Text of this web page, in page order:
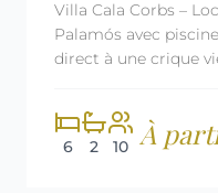
Villa Cala Corbs –
Palamós avec
direct à une crique
6 2 10 À